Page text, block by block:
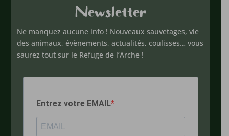
Newsletter
Ne manquez aucune info ! Nouveaux sauvetages, vie
des animaux, évènements, actualités, coulisses… vous
saurez tout sur le Refuge de l’Arche !
Entrez votre EMAIL